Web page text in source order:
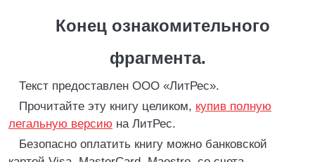
Конец ознакомительного
фрагмента.
Текст предоставлен ООО «ЛитРес».
Прочитайте эту книгу целиком, купив полную
легальную версию на ЛитРес.
Безопасно оплатить книгу можно банковской